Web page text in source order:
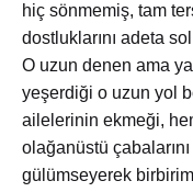
hiç sönmemiş, tam
dostluklarını adeta
O uzun denen ama
yeşerdiği o uzun yol
ailelerinin ekmeği,
olağanüstü
gülümseyerek